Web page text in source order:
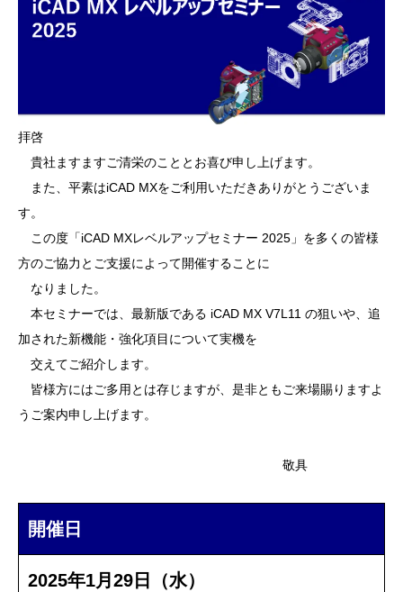
拝啓
貴社ますますご清栄のこととお喜び申し上げます。
また、平素はiCAD MXをご利用いただきありがとうございま
す。
この度「iCAD MXレベルアップセミナー 2025」を多くの皆様
方のご協力とご支援によって開催することに
なりました。
本セミナーでは、最新版である iCAD MX V7L11 の狙いや、追
加された新機能・強化項目について実機を
交えてご紹介します。
皆様方にはご多用とは存じますが、是非ともご来場賜りますよ
うご案内申し上げます。
敬具
開催日
2025年1月29日（水）